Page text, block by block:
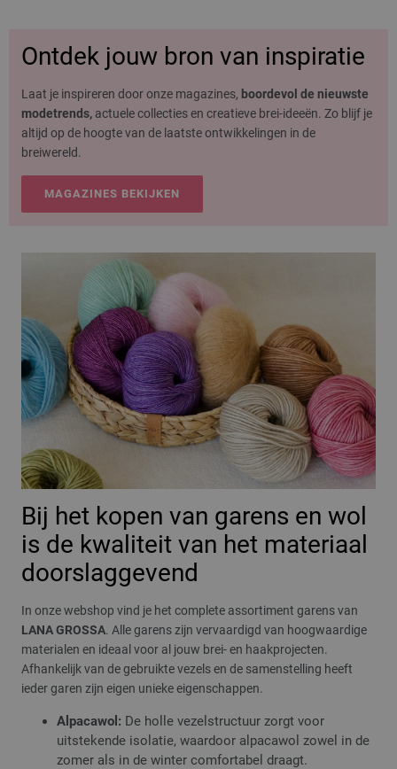
Ontdek jouw bron van inspiratie
Laat je inspireren door onze magazines, boordevol de nieuwste
modetrends, actuele collecties en creatieve brei-ideeën. Zo blijf je
altijd op de hoogte van de laatste ontwikkelingen in de
breiwereld.
MAGAZINES BEKIJKEN
Bij het kopen van garens en wol
is de kwaliteit van het materiaal
doorslaggevend
In onze webshop vind je het complete assortiment garens van
LANA GROSSA. Alle garens zijn vervaardigd van hoogwaardige
materialen en ideaal voor al jouw brei- en haakprojecten.
Afhankelijk van de gebruikte vezels en de samenstelling heeft
ieder garen zijn eigen unieke eigenschappen.
Alpacawol: De holle vezelstructuur zorgt voor
uitstekende isolatie, waardoor alpacawol zowel in de
zomer als in de winter comfortabel draagt.